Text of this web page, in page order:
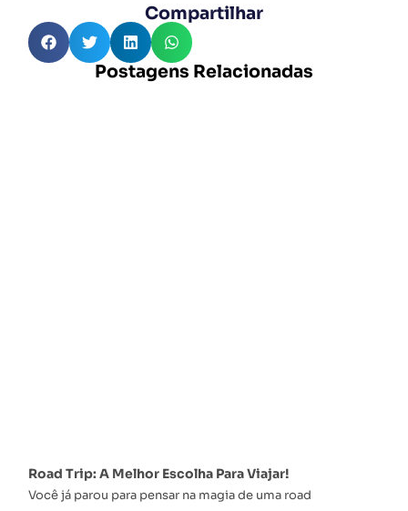
Compartilhar
Postagens Relacionadas
Road Trip: A Melhor Escolha Para Viajar!
Você já parou para pensar na magia de uma road